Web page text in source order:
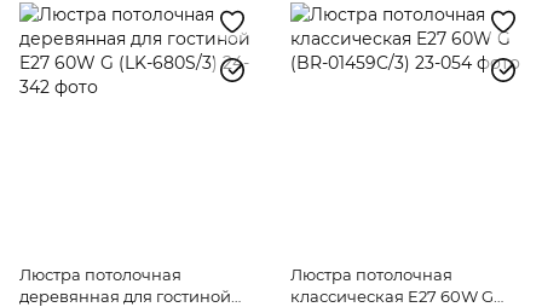
Люстра потолочная
деревянная для гостиной
Люстра потолочная
классическая E27 60W G